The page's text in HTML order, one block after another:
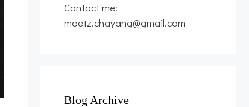
Contact me:
moetz.chayang@gmail.com
Blog Archive